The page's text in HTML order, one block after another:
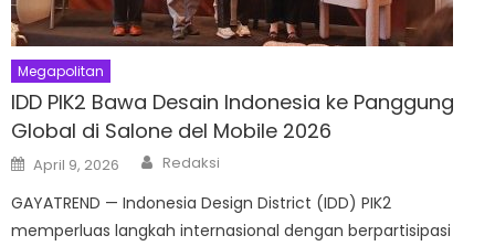
Megapolitan
IDD PIK2 Bawa Desain Indonesia ke Panggung
Global di Salone del Mobile 2026
Posted
on
April 9, 2026 Author
Redaksi
GAYATREND — Indonesia Design District (IDD) PIK2
memperluas langkah internasional dengan berpartisipasi